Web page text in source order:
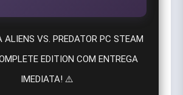
VS. PREDATOR PC STEAM
EDITION COM ENTREGA
IMEDIATA! ⚠️